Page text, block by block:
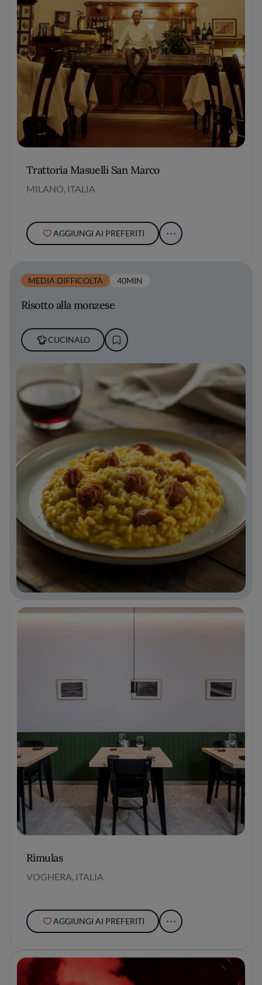
Trattoria Masuelli San Marco
MILANO, ITALIA
AGGIUNGI AI PREFERITI
MEDIA DIFFICOLTÀ 40MIN
Risotto alla monzese
CUCINALO
Rimulas
VOGHERA, ITALIA
AGGIUNGI AI PREFERITI